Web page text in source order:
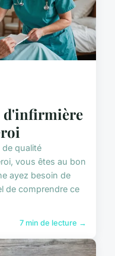
d'infirmière
qualité
vous êtes au bon
ayez besoin de
de comprendre ce
7 min de lecture →